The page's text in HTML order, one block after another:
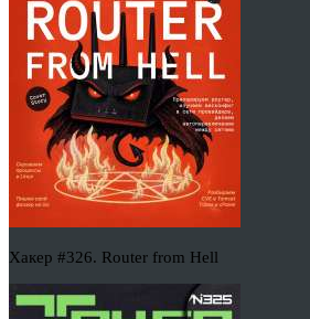
Хакер #326. Router from Hell